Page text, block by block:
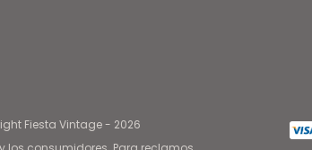
Fiesta Vintage - 2026